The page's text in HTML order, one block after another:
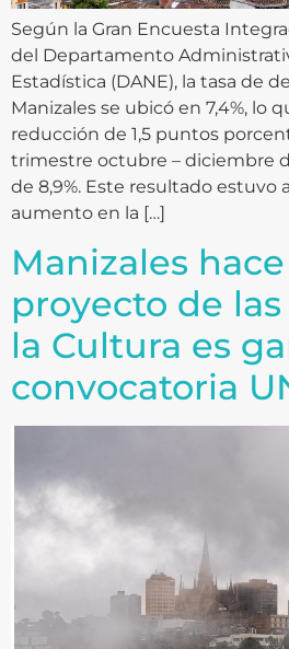
Según la Gran Encuesta
del Departamento
Estadística (DANE), la tasa de
Manizales se ubicó en 7,4%, lo
reducción de 1,5 puntos
trimestre octubre – diciembre
de 8,9%. Este resultado estuvo
aumento en la […]
Manizales
proyecto de las
la Cultura es
convocatoria